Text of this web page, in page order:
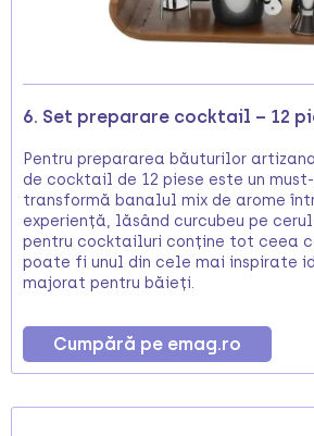
6. Set preparare cocktail – 12
Pentru prepararea băuturilor
de cocktail de 12 piese este un
transformă banalul mix de arome
experiență, lăsând curcubeu pe
pentru cocktailuri conține tot ceea
poate fi unul din cele mai inspirate
majorat pentru băieți.
Cumpără pe emag.ro